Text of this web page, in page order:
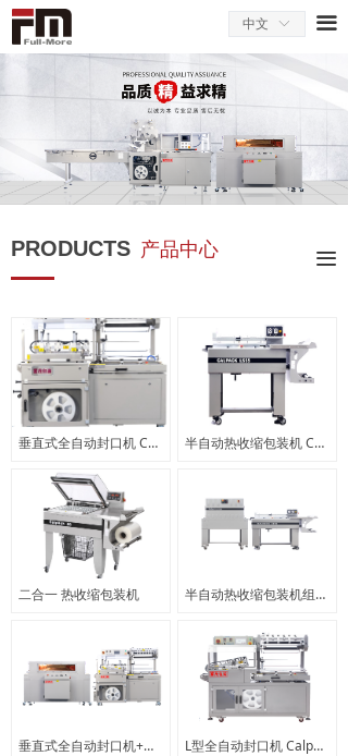
ꀅ
中文 끀
PRODUCTS 产品中心 끀
垂直式全自动封口机 Calpack 350/350C 半自动热收缩包装机 CALPACK LS55
二合一 热收缩包装机 半自动热收缩包装机组合 CALPACK LS55+CT90/120
垂直式全自动封口机+可视型收缩炉 Calpack 350+CT150 L型全自动封口机 Calpack 250/250C